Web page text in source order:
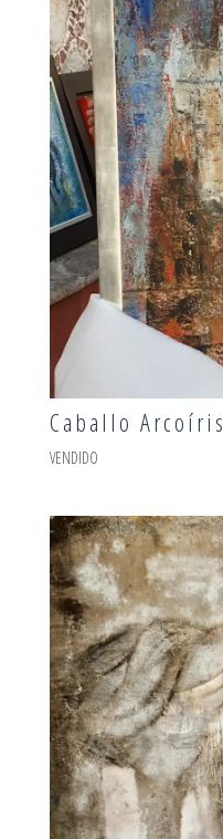
Caballo Arcoíris
VENDIDO